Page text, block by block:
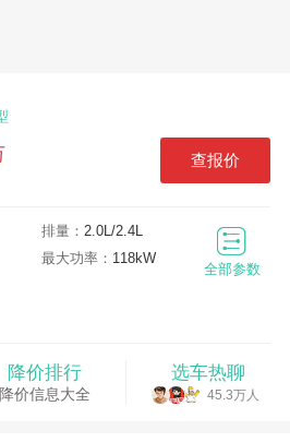
查报价
排量： 2.0L/2.4L
最大功率： 118kW
全部参数
降价排行
降价信息大全
选车热聊
45.3万人